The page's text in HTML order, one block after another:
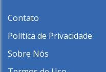
Contato
Política de Privacidade
Sobre Nós